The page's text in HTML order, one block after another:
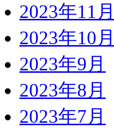
2023年11月
2023年10月
2023年9月
2023年8月
2023年7月